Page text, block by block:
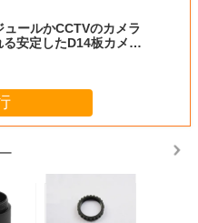
ュールかCCTVのカメラ
安定したD14板カメラ